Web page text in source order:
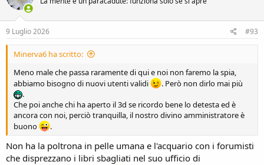
i
o
n
s
9 Luglio 2026 #93
Minerva6 ha scritto:
Meno male che passa raramente di qui e noi non faremo la spia,
abbiamo bisogno di nuovi utenti validi
. Però non dirlo mai più
.
Che poi anche chi ha aperto il 3d se ricordo bene lo detesta ed è
ancora con noi, perciò tranquilla, il nostro divino amministratore è
buono
.
Non ha la poltrona in pelle umana e l'acquario con i forumisti
che disprezzano i libri sbagliati nel suo ufficio di